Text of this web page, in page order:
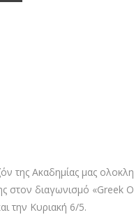
της Ακαδημίας μας
στον διαγωνισμό «Greek
την Κυριακή 6/5.